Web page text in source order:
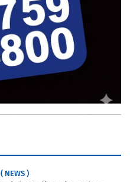
( NEWS )